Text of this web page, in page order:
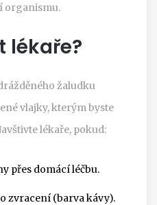
organismu.
lékaře?
žaludku
vlajky, kterým byste
lékaře, pokud:
přes domácí léčbu.
zvracení (barva kávy).